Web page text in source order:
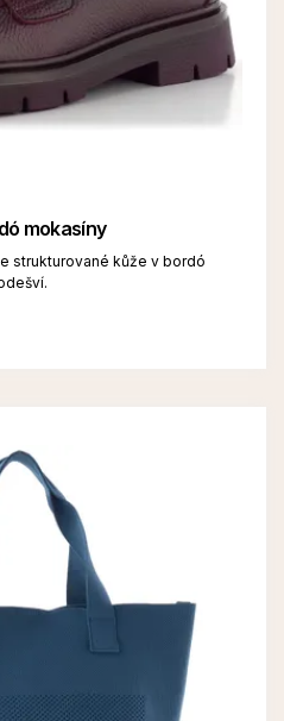
mokasíny
strukturované kůže v bordó